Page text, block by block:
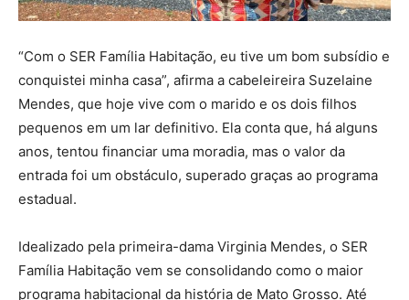
“Com o SER Família Habitação, eu tive um bom subsídio e
conquistei minha casa”, afirma a cabeleireira Suzelaine
Mendes, que hoje vive com o marido e os dois filhos
pequenos em um lar definitivo. Ela conta que, há alguns
anos, tentou financiar uma moradia, mas o valor da
entrada foi um obstáculo, superado graças ao programa
estadual.
Idealizado pela primeira-dama Virginia Mendes, o SER
Família Habitação vem se consolidando como o maior
programa habitacional da história de Mato Grosso. Até